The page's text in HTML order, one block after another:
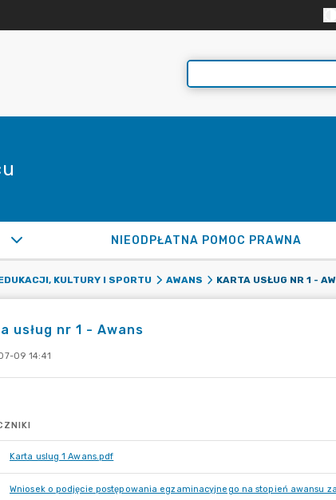
NIEODPŁATNA POMOC PRAWNA
KULTURY I SPORTU AWANS KARTA USŁUG NR 1 -
usług nr 1 - Awans
09 14:41
Karta uslug 1 Awans.pdf
Wniosek o podjęcie postępowania egzaminacyjnego na stopień awansu